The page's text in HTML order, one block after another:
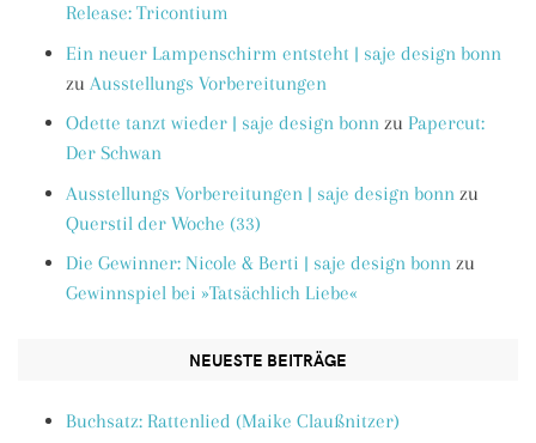
Release: Tricontium
Ein neuer Lampenschirm entsteht | saje design bonn
zu Ausstellungs Vorbereitungen
Odette tanzt wieder | saje design bonn zu Papercut:
Der Schwan
Ausstellungs Vorbereitungen | saje design bonn zu
Querstil der Woche (33)
Die Gewinner: Nicole & Berti | saje design bonn zu
Gewinnspiel bei »Tatsächlich Liebe«
NEUESTE BEITRÄGE
Buchsatz: Rattenlied (Maike Claußnitzer)